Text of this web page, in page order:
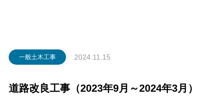
一般土木工事 2024.11.15
道路改良工事（2023年9月～2024年3月）